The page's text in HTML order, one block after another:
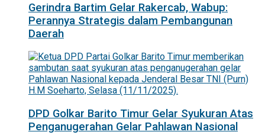
Gerindra Bartim Gelar Rakercab, Wabup:
Perannya Strategis dalam Pembangunan
Daerah
DPD Golkar Barito Timur Gelar Syukuran Atas
Penganugerahan Gelar Pahlawan Nasional